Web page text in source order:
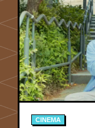
CINEMA